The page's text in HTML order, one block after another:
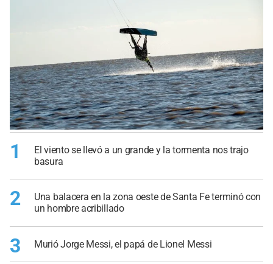
1
El viento se llevó a un grande y la tormenta nos trajo
basura
2
Una balacera en la zona oeste de Santa Fe terminó con
un hombre acribillado
3 Murió Jorge Messi, el papá de Lionel Messi